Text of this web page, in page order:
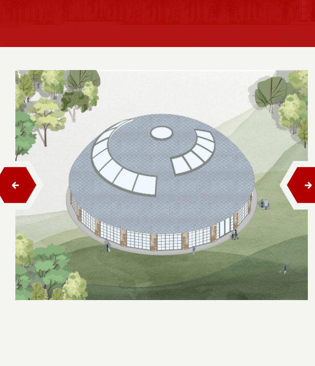
Trambolinler
Ahşap Çocuk Oyun Evleri
Ahşap Tırmanma
Halatlı Tırmanma
Halatlı Denge Parkurları
Engelsiz Seri Ahşap Çocuk Oyun Grupları
Hexa Ahşap Çocuk Oyun Grubu
Konsept Ahşap Çocuk Oyun Grupları
Macera Kompleksleri
Survivor